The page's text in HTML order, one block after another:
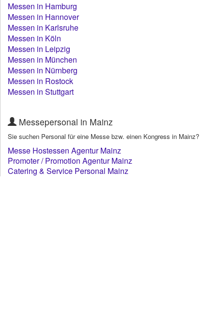
Messen in Hamburg
Messen in Hannover
Messen in Karlsruhe
Messen in Köln
Messen in Leipzig
Messen in München
Messen in Nürnberg
Messen in Rostock
Messen in Stuttgart
Messepersonal in Mainz
Sie suchen Personal für eine Messe bzw. einen Kongress in Mainz?
Messe Hostessen Agentur Mainz
Promoter / Promotion Agentur Mainz
Catering & Service Personal Mainz